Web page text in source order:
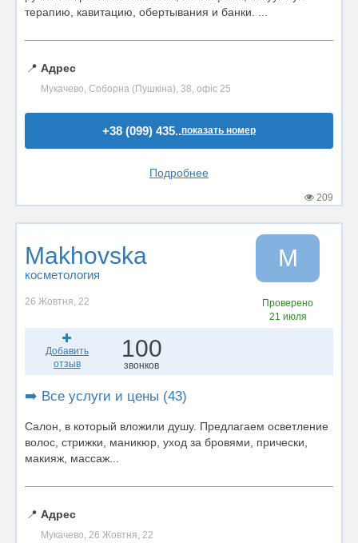
терапию, кавитацию, обертывания и банки. ...
📍 Адрес
Мукачево, Соборна (Пушкіна), 38, офіс 25
+38 (099) 435..показать номер
Подробнее
209
Makhovska
косметология
M
26 Жовтня, 22
Проверено
21 июля
Добавить
отзыв
100
звонков
➡️ Все услуги и цены (43)
Салон, в который вложили душу. Предлагаем осветление
волос, стрижки, маникюр, уход за бровями, прически,
макияж, массаж...
📍 Адрес
Мукачево, 26 Жовтня, 22